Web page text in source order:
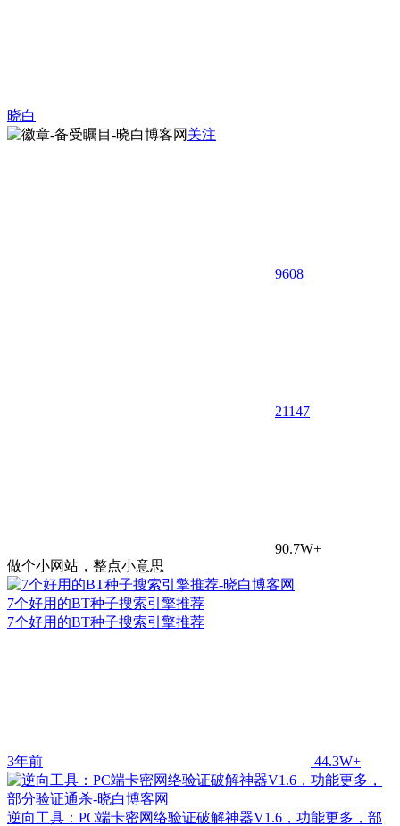
晓白
关注
9608
21147
90.7W+
做个小网站，整点小意思
7个好用的BT种子搜索引擎推荐
7个好用的BT种子搜索引擎推荐
3年前 44.3W+
逆向工具：PC端卡密网络验证破解神器V1.6，功能更多，部